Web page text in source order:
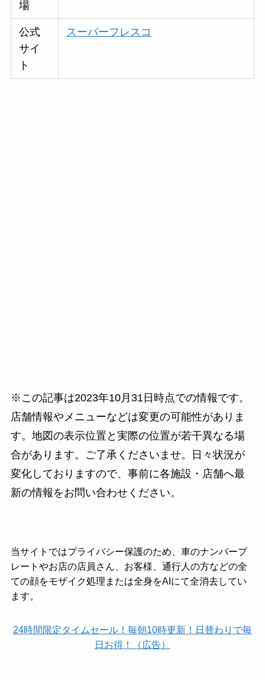
場
公式
サイ
ト
スーパーフレスコ
※この記事は2023年10月31日時点での情報です。
店舗情報やメニューなどは変更の可能性がありま
す。地図の表示位置と実際の位置が若干異なる場
合があります。ご了承くださいませ。日々状況が
変化しておりますので、事前に各施設・店舗へ最
新の情報をお問い合わせください。
当サイトではプライバシー保護のため、車のナンバープ
レートやお店の店員さん、お客様、通行人の方などの全
ての顔をモザイク処理または全身をAIにて全消去してい
ます。
24時間限定タイムセール！毎朝10時更新！日替わりで毎
日お得！（広告）